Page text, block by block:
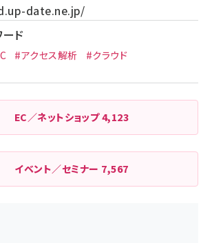
date.ne.jp/
ド
#アクセス解析
#クラウド
EC／ネットショップ4,123
イベント／セミナー 7,567